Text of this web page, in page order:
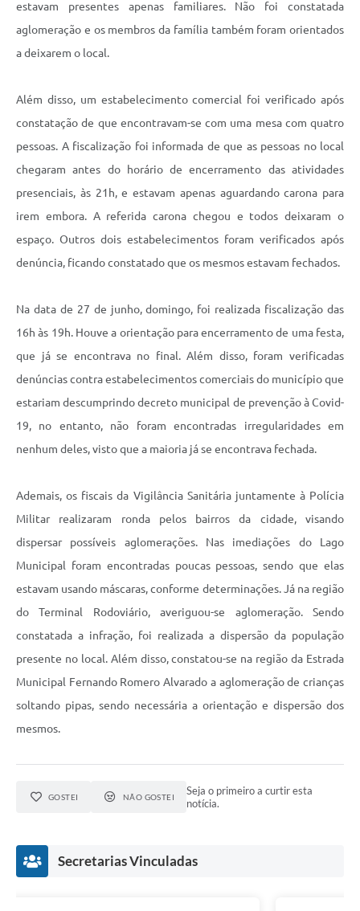
estavam presentes apenas familiares. Não foi constatada
aglomeração e os membros da família também foram orientados
a deixarem o local.
Além disso, um estabelecimento comercial foi verificado após
constatação de que encontravam-se com uma mesa com quatro
pessoas. A fiscalização foi informada de que as pessoas no local
chegaram antes do horário de encerramento das atividades
presenciais, às 21h, e estavam apenas aguardando carona para
irem embora. A referida carona chegou e todos deixaram o
espaço. Outros dois estabelecimentos foram verificados após
denúncia, ficando constatado que os mesmos estavam fechados.
Na data de 27 de junho, domingo, foi realizada fiscalização das
16h às 19h. Houve a orientação para encerramento de uma festa,
que já se encontrava no final. Além disso, foram verificadas
denúncias contra estabelecimentos comerciais do município que
estariam descumprindo decreto municipal de prevenção à Covid-
19, no entanto, não foram encontradas irregularidades em
nenhum deles, visto que a maioria já se encontrava fechada.
Ademais, os fiscais da Vigilância Sanitária juntamente à Polícia
Militar realizaram ronda pelos bairros da cidade, visando
dispersar possíveis aglomerações. Nas imediações do Lago
Municipal foram encontradas poucas pessoas, sendo que elas
estavam usando máscaras, conforme determinações. Já na região
do Terminal Rodoviário, averiguou-se aglomeração. Sendo
constatada a infração, foi realizada a dispersão da população
presente no local. Além disso, constatou-se na região da Estrada
Municipal Fernando Romero Alvarado a aglomeração de crianças
soltando pipas, sendo necessária a orientação e dispersão dos
mesmos.
GOSTEI NÃO GOSTEI
Seja o primeiro a curtir esta
notícia.
Secretarias Vinculadas